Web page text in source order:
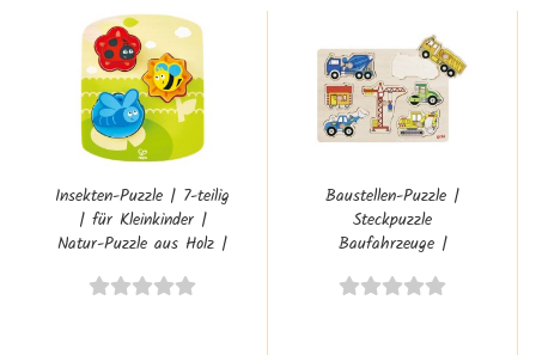
Insekten-Puzzle | 7-teilig
| für Kleinkinder |
Natur-Puzzle aus Holz |
Baustellen-Puzzle |
Steckpuzzle
Baufahrzeuge |